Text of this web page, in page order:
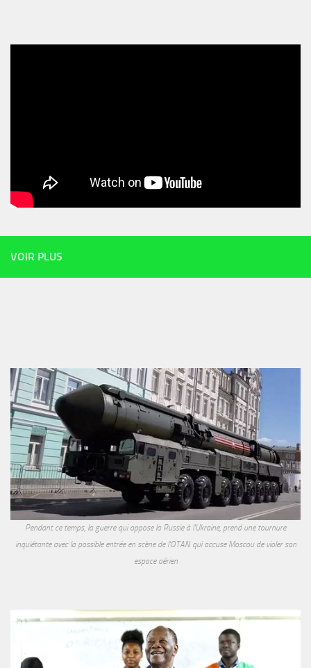
VOIR PLUS
Pendant ce temps, la guerre qui oppose la Russie à l'Ukraine, prend une tournure
inquiétante avec la possible entrée en scène de l'OTAN qui accuse Moscou de violer son
espace aérien